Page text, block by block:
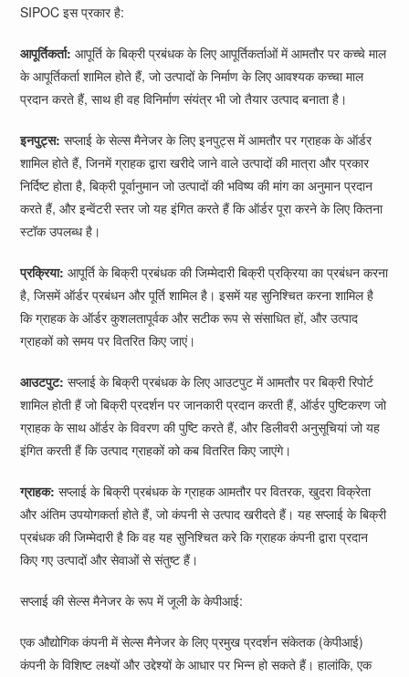
SIPOC इस प्रकार है:
आपूर्तिकर्ता: आपूर्ति के बिक्री प्रबंधक के लिए आपूर्तिकर्ताओं में आमतौर पर कच्चे माल
के आपूर्तिकर्ता शामिल होते हैं, जो उत्पादों के निर्माण के लिए आवश्यक कच्चा माल
प्रदान करते हैं, साथ ही वह विनिर्माण संयंत्र भी जो तैयार उत्पाद बनाता है।
इनपुट्स: सप्लाई के सेल्स मैनेजर के लिए इनपुट्स में आमतौर पर ग्राहक के ऑर्डर
शामिल होते हैं, जिनमें ग्राहक द्वारा खरीदे जाने वाले उत्पादों की मात्रा और प्रकार
निर्दिष्ट होता है, बिक्री पूर्वानुमान जो उत्पादों की भविष्य की मांग का अनुमान प्रदान
करते हैं, और इन्वेंटरी स्तर जो यह इंगित करते हैं कि ऑर्डर पूरा करने के लिए कितना
स्टॉक उपलब्ध है।
प्रक्रिया: आपूर्ति के बिक्री प्रबंधक की जिम्मेदारी बिक्री प्रक्रिया का प्रबंधन करना
है, जिसमें ऑर्डर प्रबंधन और पूर्ति शामिल है। इसमें यह सुनिश्चित करना शामिल है
कि ग्राहक के ऑर्डर कुशलतापूर्वक और सटीक रूप से संसाधित हों, और उत्पाद
ग्राहकों को समय पर वितरित किए जाएं।
आउटपुट: सप्लाई के बिक्री प्रबंधक के लिए आउटपुट में आमतौर पर बिक्री रिपोर्ट
शामिल होती हैं जो बिक्री प्रदर्शन पर जानकारी प्रदान करती हैं, ऑर्डर पुष्टिकरण जो
ग्राहक के साथ ऑर्डर के विवरण की पुष्टि करते हैं, और डिलीवरी अनुसूचियां जो यह
इंगित करती हैं कि उत्पाद ग्राहकों को कब वितरित किए जाएंगे।
ग्राहक: सप्लाई के बिक्री प्रबंधक के ग्राहक आमतौर पर वितरक, खुदरा विक्रेता
और अंतिम उपयोगकर्ता होते हैं, जो कंपनी से उत्पाद खरीदते हैं। यह सप्लाई के बिक्री
प्रबंधक की जिम्मेदारी है कि वह यह सुनिश्चित करे कि ग्राहक कंपनी द्वारा प्रदान
किए गए उत्पादों और सेवाओं से संतुष्ट हैं।
सप्लाई की सेल्स मैनेजर के रूप में जूली के केपीआई:
एक औद्योगिक कंपनी में सेल्स मैनेजर के लिए प्रमुख प्रदर्शन संकेतक (केपीआई)
कंपनी के विशिष्ट लक्ष्यों और उद्देश्यों के आधार पर भिन्न हो सकते हैं। हालांकि, एक